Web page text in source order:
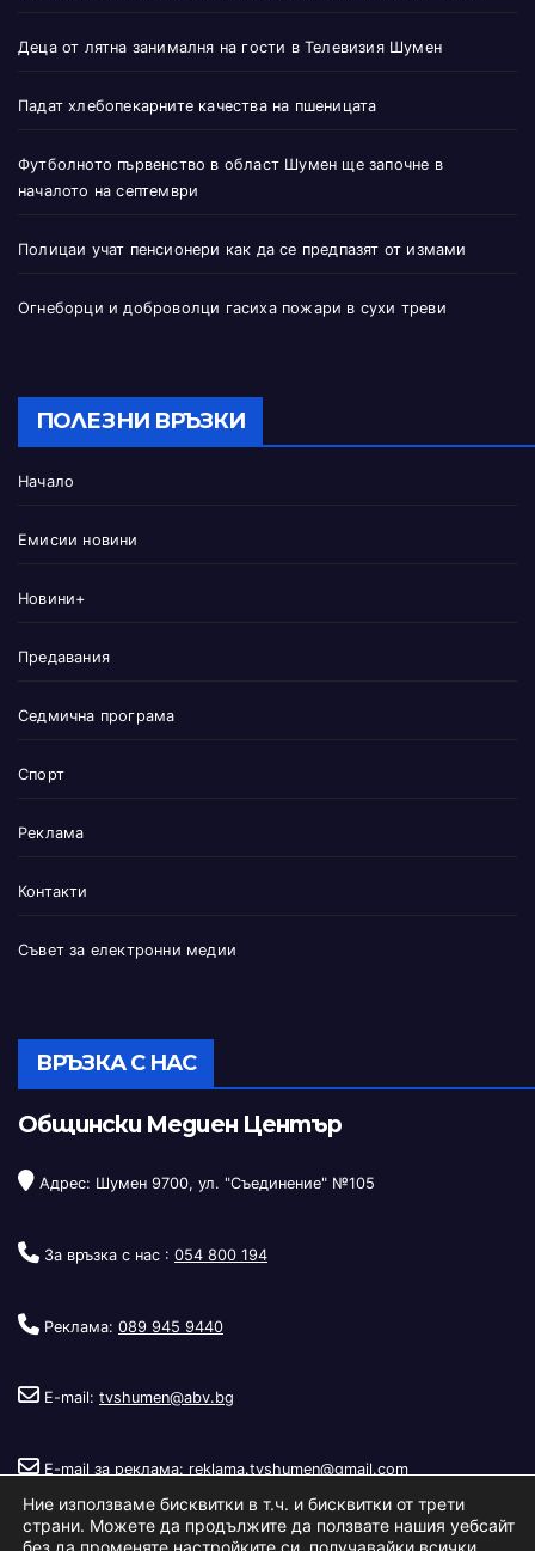
Деца от лятна занималня на гости в Телевизия Шумен
Падат хлебопекарните качества на пшеницата
Футболното първенство в област Шумен ще започне в
началото на септември
Полицаи учат пенсионери как да се предпазят от измами
Огнеборци и доброволци гасиха пожари в сухи треви
ПОЛЕЗНИ ВРЪЗКИ
Начало
Емисии новини
Новини+
Предавания
Седмична програма
Спорт
Реклама
Контакти
Съвет за електронни медии
ВРЪЗКА С НАС
Общински Медиен Център
Адрес: Шумен 9700, ул. "Съединение" №105
За връзка с нас : 054 800 194
Реклама: 089 945 9440
E-mail: tvshumen@abv.bg
E-mail за реклама: reklama.tvshumen@gmail.com
Ние използваме бисквитки в т.ч. и бисквитки от трети
страни. Можете да продължите да ползвате нашия уебсайт
без да променяте настройките си, получавайки всички